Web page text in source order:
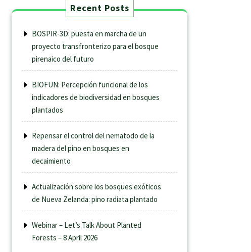
Recent Posts
BOSPIR-3D: puesta en marcha de un
proyecto transfronterizo para el bosque
pirenaico del futuro
BIOFUN: Percepción funcional de los
indicadores de biodiversidad en bosques
plantados
Repensar el control del nematodo de la
madera del pino en bosques en
decaimiento
Actualización sobre los bosques exóticos
de Nueva Zelanda: pino radiata plantado
Webinar – Let’s Talk About Planted
Forests – 8 April 2026